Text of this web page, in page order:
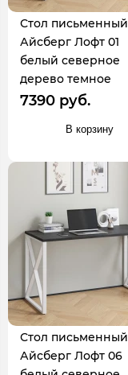
Стол письменный
Айсберг Лофт 01
белый северное
дерево темное
7390 руб.
В корзину
Стол письменный
Айсберг Лофт 06